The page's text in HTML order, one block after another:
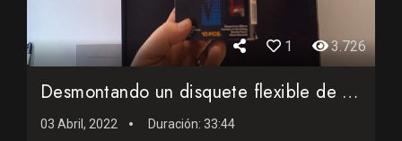
1 3.726
Desmontando un disquete flexible de 3,5 pulgadas del año 19...
03 Abril, 2022 Duración: 33:44